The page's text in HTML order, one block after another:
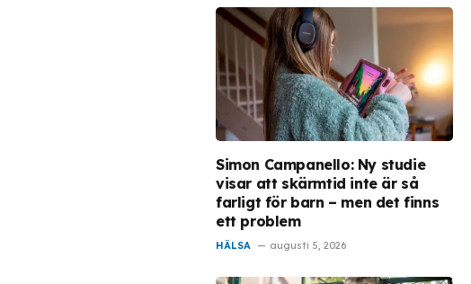
Simon Campanello: Ny studie
visar att skärmtid inte är så
farligt för barn – men det finns
ett problem
HÄLSA augusti 5, 2026